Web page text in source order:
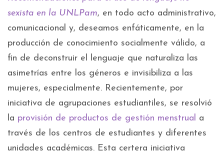
sexista en la UNLPam, en todo acto administrativo,
comunicacional y, deseamos enfáticamente, en la
producción de conocimiento socialmente válido, a
fin de deconstruir el lenguaje que naturaliza las
asimetrías entre los géneros e invisibiliza a las
mujeres, especialmente. Recientemente, por
iniciativa de agrupaciones estudiantiles, se resolvió
la provisión de productos de gestión menstrual a
través de los centros de estudiantes y diferentes
unidades académicas. Esta certera iniciativa